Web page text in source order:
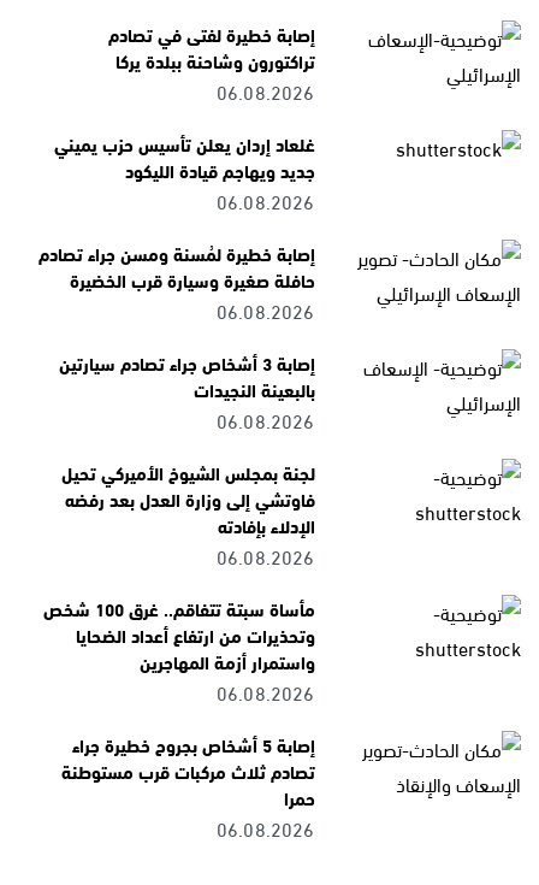
إصابة خطيرة لفتى في تصادم
تراكتورون وشاحنة ببلدة يركا
06.08.2026
غلعاد إردان يعلن تأسيس حزب يميني
جديد ويهاجم قيادة الليكود
06.08.2026
إصابة خطيرة لمُسنة ومسن جراء تصادم
حافلة صغيرة وسيارة قرب الخضيرة
06.08.2026
إصابة 3 أشخاص جراء تصادم سيارتين
بالبعينة النجيدات
06.08.2026
لجنة بمجلس الشيوخ الأميركي تحيل
فاوتشي إلى وزارة العدل بعد رفضه
الإدلاء بإفادته
06.08.2026
مأساة سبتة تتفاقم.. غرق 100 شخص
وتحذيرات من ارتفاع أعداد الضحايا
واستمرار أزمة المهاجرين
06.08.2026
إصابة 5 أشخاص بجروح خطيرة جراء
تصادم ثلاث مركبات قرب مستوطنة
حمرا
06.08.2026